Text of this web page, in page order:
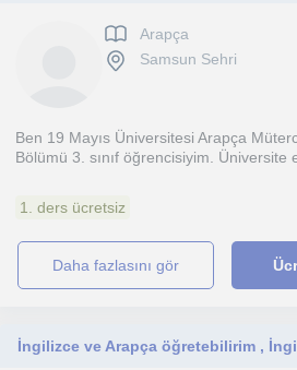
Arapça
Samsun Sehri
Ben 19 Mayıs Üniversitesi Arapça
Bölümü 3. sınıf öğrencisiyim. Üniversite
1. ders ücretsiz
daha fazlasını gör